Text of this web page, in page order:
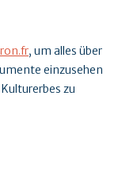
, um alles über
einzusehen
zu